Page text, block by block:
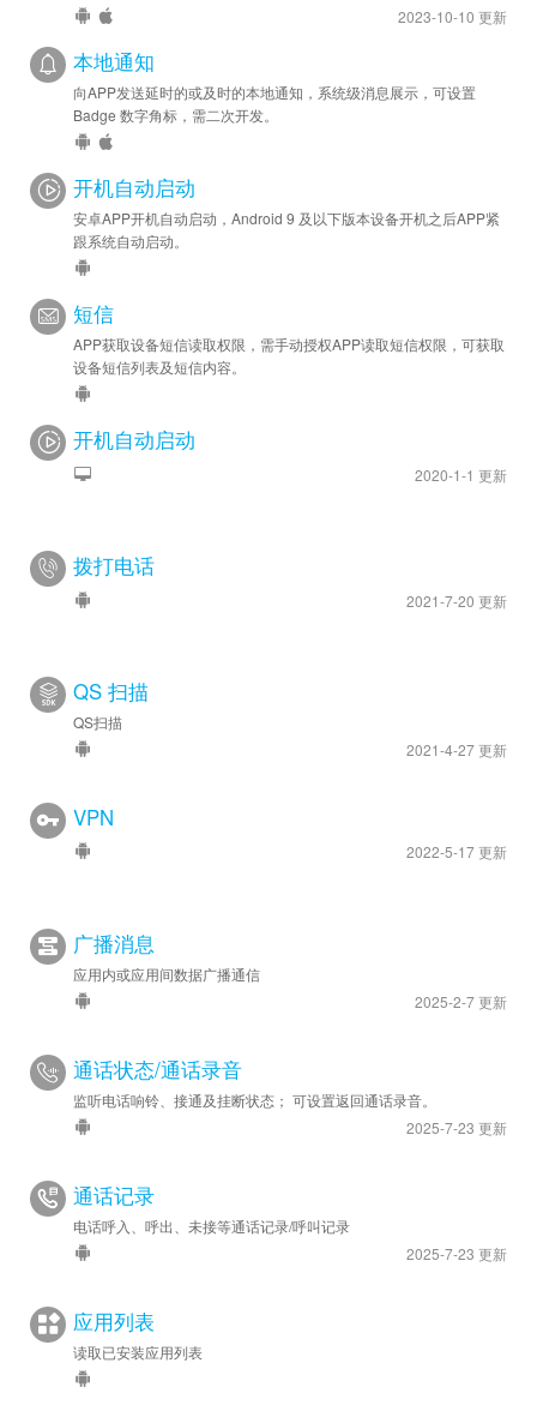
2023-10-10 更新
本地通知
向APP发送延时的或及时的本地通知，系统级消息展示，可设置
Badge 数字角标，需二次开发。
开机自动启动
安卓APP开机自动启动，Android 9 及以下版本设备开机之后APP紧
跟系统自动启动。
短信
APP获取设备短信读取权限，需手动授权APP读取短信权限，可获取
设备短信列表及短信内容。
开机自动启动
2020-1-1 更新
拨打电话
2021-7-20 更新
QS 扫描
QS扫描
2021-4-27 更新
VPN
2022-5-17 更新
广播消息
应用内或应用间数据广播通信
2025-2-7 更新
通话状态/通话录音
监听电话响铃、接通及挂断状态； 可设置返回通话录音。
2025-7-23 更新
通话记录
电话呼入、呼出、未接等通话记录/呼叫记录
2025-7-23 更新
应用列表
读取已安装应用列表